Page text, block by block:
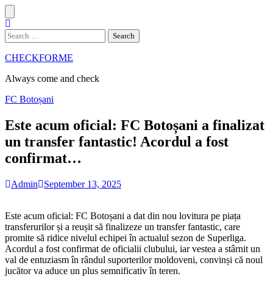
Skip
to
content
Search
for:
CHECKFORME
Always come and check
FC Botoșani
Este acum oficial: FC Botoșani a finalizat
un transfer fantastic! Acordul a fost
confirmat…
Admin September 13, 2025
Este acum oficial: FC Botoșani a dat din nou lovitura pe piața
transferurilor și a reușit să finalizeze un transfer fantastic, care
promite să ridice nivelul echipei în actualul sezon de Superliga.
Acordul a fost confirmat de oficialii clubului, iar vestea a stârnit un
val de entuziasm în rândul suporterilor moldoveni, convinși că noul
jucător va aduce un plus semnificativ în teren.